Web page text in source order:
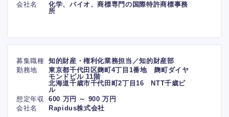
会社名
化学、バイオ、商標専門の国際特許商標事務
所
募集職種 知的財産・権利化業務担当／知的財産部
勤務地
東京都千代田区麹町4丁目1番地 麹町ダイヤ
モンドビル 11階
北海道千歳市千代田町2丁目16 NTT千歳ビ
ル
想定年収
600 万円 ～ 900 万円
会社名
Rapidus株式会社